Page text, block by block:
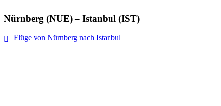
Nürnberg (NUE) – Istanbul (IST)
Flüge von Nürnberg nach Istanbul